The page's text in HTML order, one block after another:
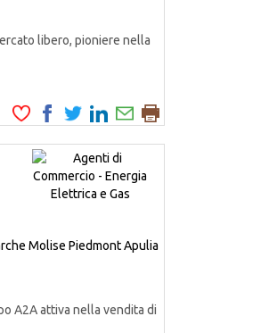
libero, pioniere nella
Molise PiedmontApulia
A2A attiva nella vendita di